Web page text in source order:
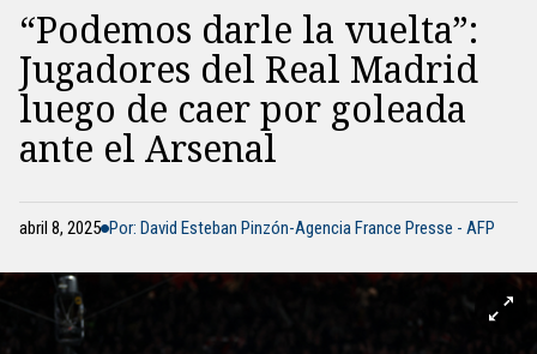
⁠“Podemos darle la vuelta”:
Jugadores del Real Madrid
luego de caer por goleada
ante el Arsenal
abril 8, 2025 Por: David Esteban Pinzón-Agencia France Presse - AFP